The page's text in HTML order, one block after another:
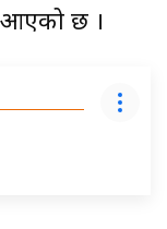
आएको छ ।